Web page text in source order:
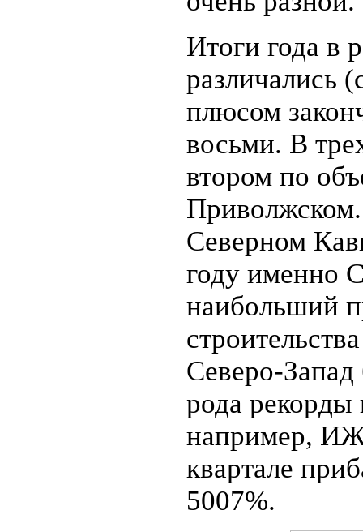
Итоги года в
различались
плюсом
восьми. В
втором по
Северном
году именно
наибольший
Северо-
рода
например,
квартале
5007%.